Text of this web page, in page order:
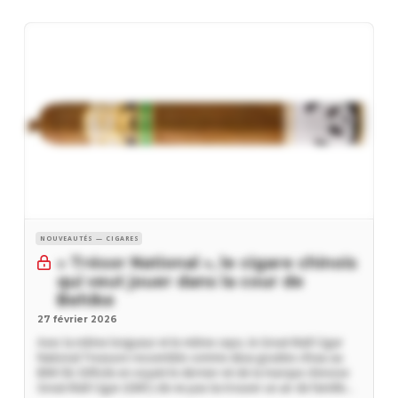
NOUVEAUTÉS — CIGARES
« Trésor National », le cigare chinois
qui veut jouer dans la cour de
Behike
27 février 2026
Avec la même longueur et le même cepo, le Great Wall Cigar
National Treasure ressemble comme deux gouttes d’eau au
BHK 58. Difficile en voyant le dernier né de la marque chinoise
Great Wall Cigar (GWC) de ne pas lui trouver un air de famille